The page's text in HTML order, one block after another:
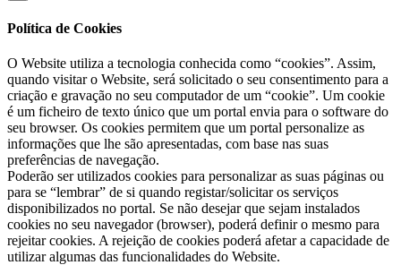
Política de Cookies
O Website utiliza a tecnologia conhecida como “cookies”. Assim,
quando visitar o Website, será solicitado o seu consentimento para a
criação e gravação no seu computador de um “cookie”. Um cookie
é um ficheiro de texto único que um portal envia para o software do
seu browser. Os cookies permitem que um portal personalize as
informações que lhe são apresentadas, com base nas suas
preferências de navegação.
Poderão ser utilizados cookies para personalizar as suas páginas ou
para se “lembrar” de si quando registar/solicitar os serviços
disponibilizados no portal. Se não desejar que sejam instalados
cookies no seu navegador (browser), poderá definir o mesmo para
rejeitar cookies. A rejeição de cookies poderá afetar a capacidade de
utilizar algumas das funcionalidades do Website.